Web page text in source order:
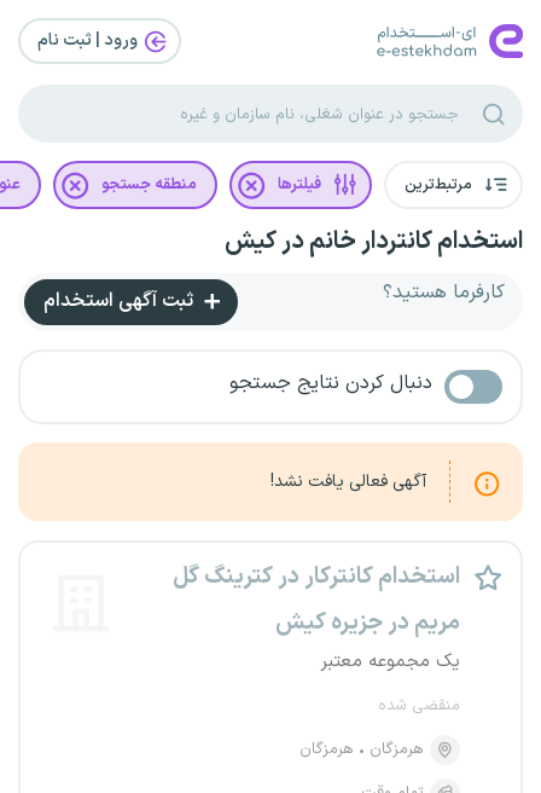
ورود | ثبت‌ نام
مرتبط‌ترین فیلترها منطقه جستجو
استخدام کانتر‌دار خانم در کیش
کارفرما هستید؟ ثبت آگهی استخدام
دنبال کردن نتایج جستجو
آگهی فعالی یافت نشد!
استخدام کانترکار در کترینگ گل
مریم در جزیره کیش
یک مجموعه معتبر
منقضی شده
هرمزگان
هرمزگان